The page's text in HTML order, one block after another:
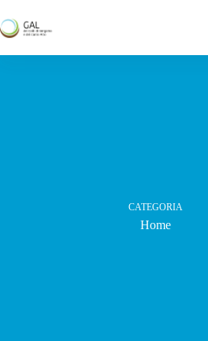
al
contenuto
CATEGORIA
Home